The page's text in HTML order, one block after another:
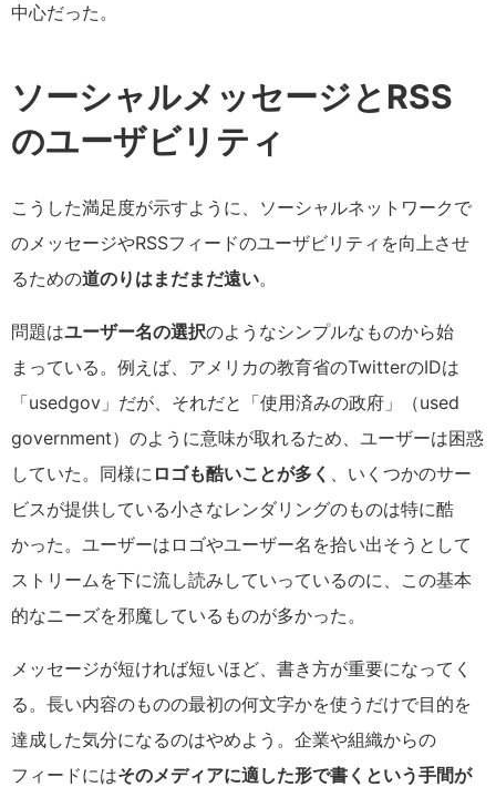
中心だった。
ソーシャルメッセージとRSS
のユーザビリティ
こうした満足度が示すように、ソーシャルネットワークで
のメッセージやRSSフィードのユーザビリティを向上させ
るための道のりはまだまだ遠い。
問題はユーザー名の選択のようなシンプルなものから始
まっている。例えば、アメリカの教育省のTwitterのIDは
「usedgov」だが、それだと「使用済みの政府」（used
government）のように意味が取れるため、ユーザーは困惑
していた。同様に ロゴも酷いことが多く 、いくつかのサー
ビスが提供している小さなレンダリングのものは特に酷
かった。ユーザーはロゴやユーザー名を拾い出そうとして
ストリームを下に流し読みしていっているのに、この基本
的なニーズを邪魔しているものが多かった。
メッセージが短ければ短いほど、書き方が重要になってく
る。長い内容のものの最初の何文字かを使うだけで目的を
達成した気分になるのはやめよう。企業や組織からの
フィードにはそのメディアに適した形で書くという手間が